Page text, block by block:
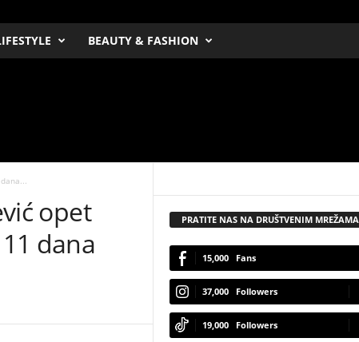
BEAUTY & FASHION
opet
dana
PRATITE NAS NA DRUŠTVENIM MREŽAMA
15,000 Fans
37,000 Followers
19,000 Followers